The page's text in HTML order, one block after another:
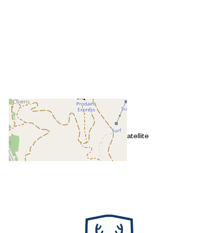
+−
OpenStreetMap
Streets
Satellite
Leaflet
OpenStreetMap